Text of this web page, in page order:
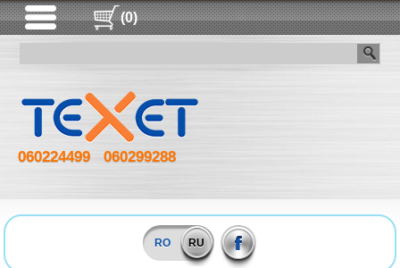
(0)
060224499 060299288
RO RU